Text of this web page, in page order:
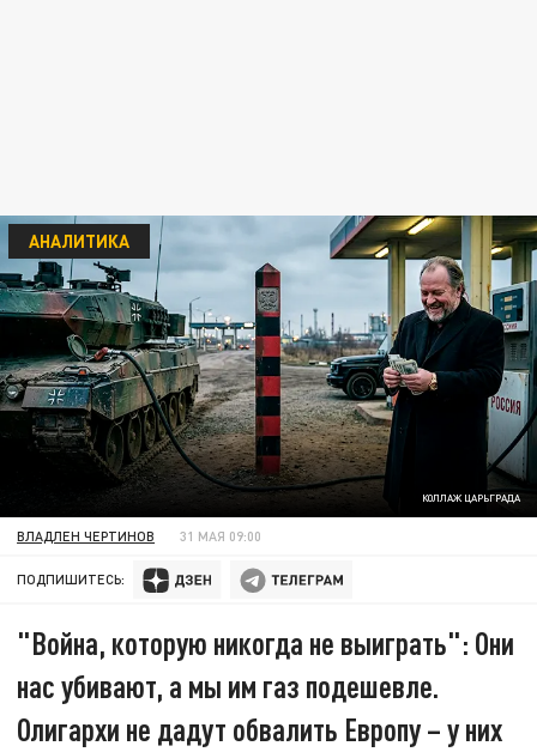
КОЛЛАЖ ЦАРЬГРАДА
АНАЛИТИКА
ВЛАДЛЕН ЧЕРТИНОВ 31 МАЯ 09:00
ПОДПИШИТЕСЬ:
"Война, которую никогда не выиграть": Они
нас убивают, а мы им газ подешевле.
Олигархи не дадут обвалить Европу – у них